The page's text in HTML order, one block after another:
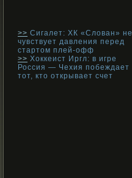
>> Сигалет: ХК «Слован» не
чувствует давления перед
стартом плей-офф
>> Хоккеист Иргл: в игре
Россия — Чехия побеждает
тот, кто открывает счет